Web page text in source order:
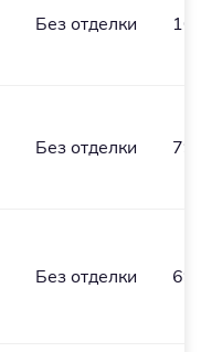
Без отделки
Без отделки
Без отделки